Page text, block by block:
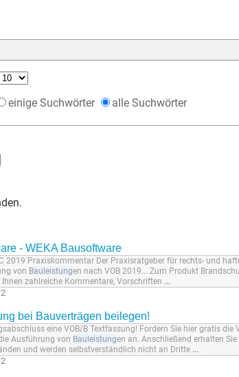
einige Suchwörter alle Suchwörter
- WEKA Bausoftware
2019 Praxiskommentar Der Praxisratgeber für rechts- und
von Bauleistungen nach VOB 2019... Zum Produkt
zahlreiche Kommentare, Vorschriften ...
bei Bauverträgen beilegen!
eine VOB/B Textfassung! Fordern Sie hier gratis die
Ausführung von Bauleistungen an. Anschließend erhalten
und werden selbstverständlich nicht an Dritte ...